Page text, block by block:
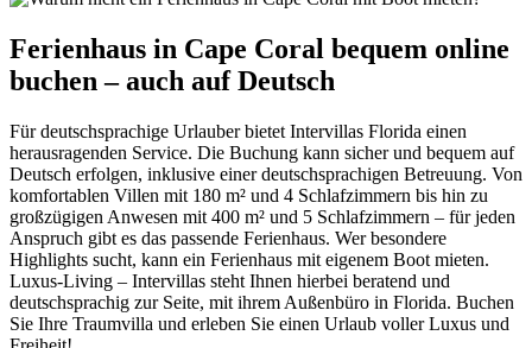
Ferienhaus in Cape Coral bequem online
buchen – auch auf Deutsch
Für deutschsprachige Urlauber bietet Intervillas Florida einen
herausragenden Service. Die Buchung kann sicher und bequem auf
Deutsch erfolgen, inklusive einer deutschsprachigen Betreuung. Von
komfortablen Villen mit 180 m² und 4 Schlafzimmern bis hin zu
großzügigen Anwesen mit 400 m² und 5 Schlafzimmern – für jeden
Anspruch gibt es das passende Ferienhaus. Wer besondere
Highlights sucht, kann ein Ferienhaus mit eigenem Boot mieten.
Luxus-Living – Intervillas steht Ihnen hierbei beratend und
deutschsprachig zur Seite, mit ihrem Außenbüro in Florida. Buchen
Sie Ihre Traumvilla und erleben Sie einen Urlaub voller Luxus und